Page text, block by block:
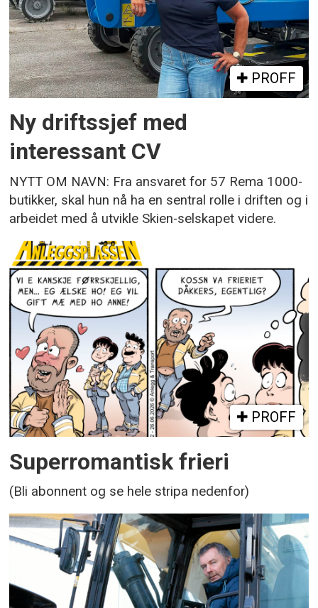
PROFF
Ny driftssjef med
interessant CV
NYTT OM NAVN: Fra ansvaret for 57 Rema 1000-
butikker, skal hun nå ha en sentral rolle i driften og i
arbeidet med å utvikle Skien-selskapet videre.
PROFF
Superromantisk frieri
(Bli abonnent og se hele stripa nedenfor)